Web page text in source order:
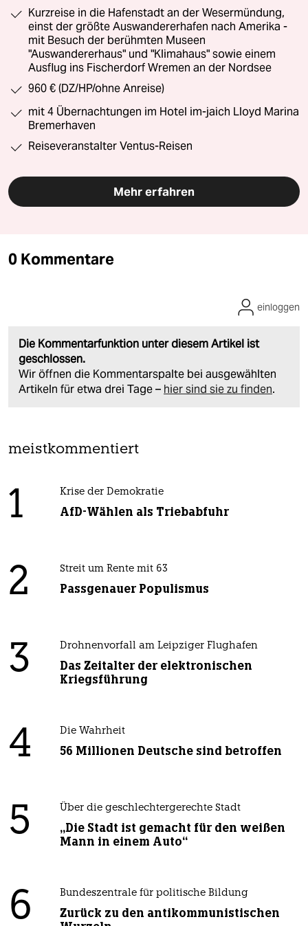
Kurzreise in die Hafenstadt an der Wesermündung,
einst der größte Auswandererhafen nach Amerika -
mit Besuch der berühmten Museen
"Auswandererhaus" und "Klimahaus" sowie einem
Ausflug ins Fischerdorf Wremen an der Nordsee
960 € (DZ/HP/ohne Anreise)
mit 4 Übernachtungen im Hotel im-jaich Lloyd Marina
Bremerhaven
Reiseveranstalter Ventus-Reisen
Mehr erfahren
0 Kommentare
Die Kommentarfunktion unter diesem Artikel ist
geschlossen.
Wir öffnen die Kommentarspalte bei ausgewählten
Artikeln für etwa drei Tage – hier sind sie zu finden.
einloggen
meistkommentiert
1 Krise der Demokratie
AfD-Wählen als Triebabfuhr
2 Streit um Rente mit 63
Passgenauer Populismus
3 Drohnenvorfall am Leipziger Flughafen
Das Zeitalter der elektronischen
Kriegsführung
4 Die Wahrheit
56 Millionen Deutsche sind betroffen
5 Über die geschlechtergerechte Stadt
„Die Stadt ist gemacht für den weißen
Mann in einem Auto“
6 Bundeszentrale für politische Bildung
Zurück zu den antikommunistischen